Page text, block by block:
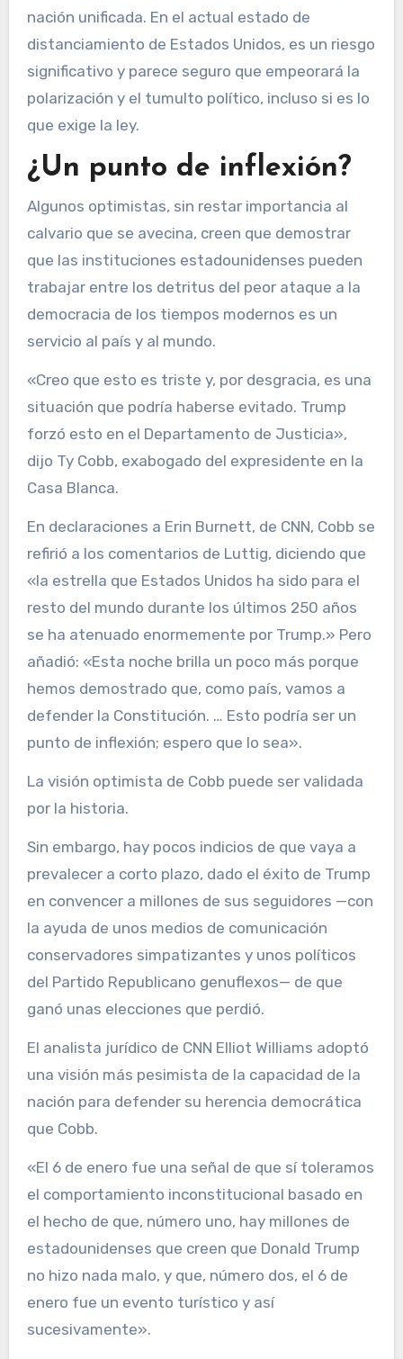
nación unificada. En el actual estado de
distanciamiento de Estados Unidos, es un riesgo
significativo y parece seguro que empeorará la
polarización y el tumulto político, incluso si es lo
que exige la ley.
¿Un punto de inflexión?
Algunos optimistas, sin restar importancia al
calvario que se avecina, creen que demostrar
que las instituciones estadounidenses pueden
trabajar entre los detritus del peor ataque a la
democracia de los tiempos modernos es un
servicio al país y al mundo.
«Creo que esto es triste y, por desgracia, es una
situación que podría haberse evitado. Trump
forzó esto en el Departamento de Justicia»,
dijo Ty Cobb, exabogado del expresidente en la
Casa Blanca.
En declaraciones a Erin Burnett, de CNN, Cobb se
refirió a los comentarios de Luttig, diciendo que
«la estrella que Estados Unidos ha sido para el
resto del mundo durante los últimos 250 años
se ha atenuado enormemente por Trump.» Pero
añadió: «Esta noche brilla un poco más porque
hemos demostrado que, como país, vamos a
defender la Constitución. … Esto podría ser un
punto de inflexión; espero que lo sea».
La visión optimista de Cobb puede ser validada
por la historia.
Sin embargo, hay pocos indicios de que vaya a
prevalecer a corto plazo, dado el éxito de Trump
en convencer a millones de sus seguidores —con
la ayuda de unos medios de comunicación
conservadores simpatizantes y unos políticos
del Partido Republicano genuflexos— de que
ganó unas elecciones que perdió.
El analista jurídico de CNN Elliot Williams adoptó
una visión más pesimista de la capacidad de la
nación para defender su herencia democrática
que Cobb.
«El 6 de enero fue una señal de que sí toleramos
el comportamiento inconstitucional basado en
el hecho de que, número uno, hay millones de
estadounidenses que creen que Donald Trump
no hizo nada malo, y que, número dos, el 6 de
enero fue un evento turístico y así
sucesivamente».